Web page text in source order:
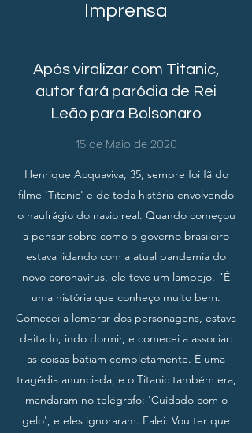
Imprensa
Após viralizar com Titanic,
autor fará paródia de Rei
Leão para Bolsonaro
15 de Maio de 2020
Henrique Acquaviva, 35, sempre foi fã do
filme 'Titanic' e de toda história envolvendo
o naufrágio do navio real. Quando começou
a pensar sobre como o governo brasileiro
estava lidando com a atual pandemia do
novo coronavírus, ele teve um lampejo. "É
uma história que conheço muito bem.
Comecei a lembrar dos personagens, estava
deitado, indo dormir, e comecei a associar:
as coisas batiam completamente. É uma
tragédia anunciada, e o Titanic também era,
mandaram no telégrafo: 'Cuidado com o
gelo', e eles ignoraram. Falei: Vou ter que